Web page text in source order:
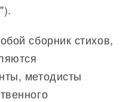
сборник стихов,
методисты